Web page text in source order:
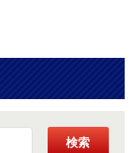
検索